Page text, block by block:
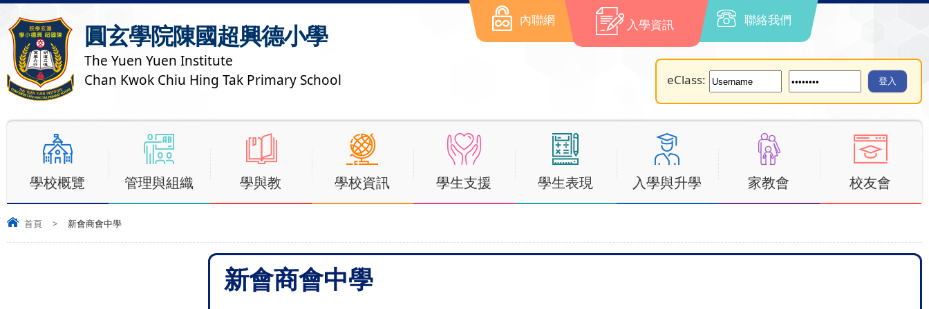
圓玄學院陳國超興德小學
The Yuen Yuen Institute
Chan Kwok Chiu Hing Tak Primary School
內聯網 入學資訊 聯絡我們
eClass:
學校概覽 管理與組織 學與教 學校資訊 學生支援 學生表現 入學與升學 家教會 校友會
首頁 > 新會商會中學
新會商會中學